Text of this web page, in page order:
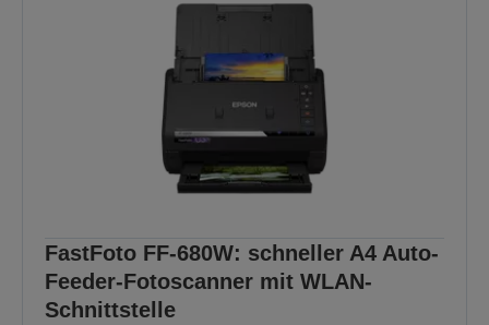
FastFoto FF-680W: schneller A4 Auto-
Feeder-Fotoscanner mit WLAN-
Schnittstelle